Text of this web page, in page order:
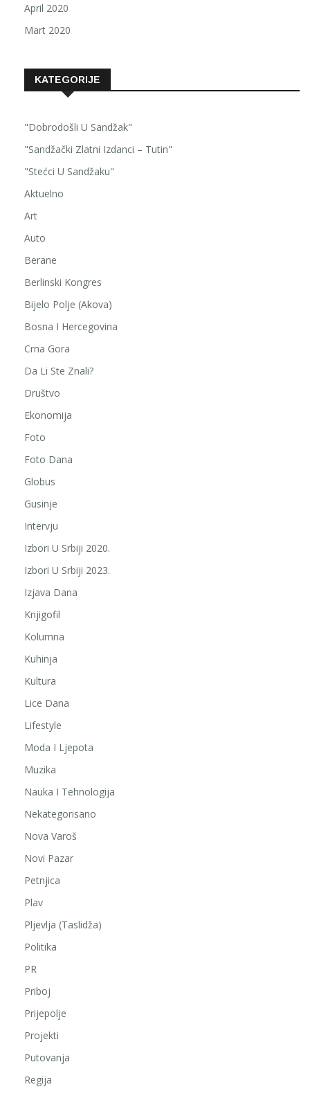
April 2020
Mart 2020
KATEGORIJE
"Dobrodošli U Sandžak"
"Sandžački Zlatni Izdanci – Tutin"
"Stećci U Sandžaku"
Aktuelno
Art
Auto
Berane
Berlinski Kongres
Bijelo Polje (Akova)
Bosna I Hercegovina
Crna Gora
Da Li Ste Znali?
Društvo
Ekonomija
Foto
Foto Dana
Globus
Gusinje
Intervju
Izbori U Srbiji 2020.
Izbori U Srbiji 2023.
Izjava Dana
Knjigofil
Kolumna
Kuhinja
Kultura
Lice Dana
Lifestyle
Moda I Ljepota
Muzika
Nauka I Tehnologija
Nekategorisano
Nova Varoš
Novi Pazar
Petnjica
Plav
Pljevlja (Taslidža)
Politika
PR
Priboj
Prijepolje
Projekti
Putovanja
Regija